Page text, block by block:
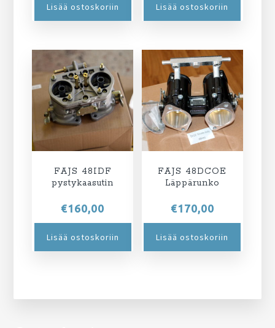
Lisää ostoskoriin Lisää ostoskoriin
FAJS 48IDF
pystykaasutin
€160,00
Lisää ostoskoriin
FAJS 48DCOE
Läppärunko
€170,00
Lisää ostoskoriin